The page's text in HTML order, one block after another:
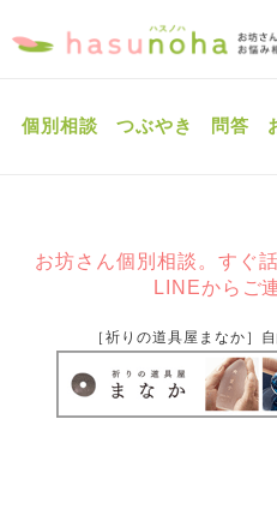
個別相談 つぶやき 問答
お坊さん個別相談。すぐ
LINEからご
［祈りの道具屋まなか］